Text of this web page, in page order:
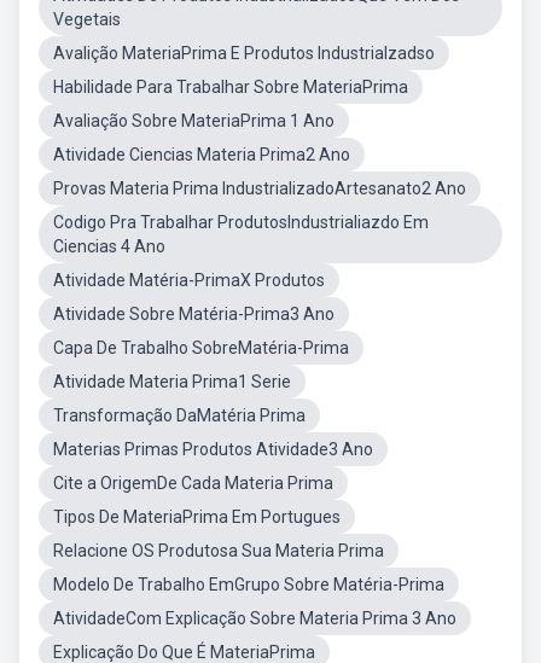
Vegetais
Avalição MateriaPrima E Produtos Industrialzadso
Habilidade Para Trabalhar Sobre MateriaPrima
Avaliação Sobre MateriaPrima 1 Ano
Atividade Ciencias Materia Prima2 Ano
Provas Materia Prima IndustrializadoArtesanato2 Ano
Codigo Pra Trabalhar ProdutosIndustrialiazdo Em
Ciencias 4 Ano
Atividade Matéria-PrimaX Produtos
Atividade Sobre Matéria-Prima3 Ano
Capa De Trabalho SobreMatéria-Prima
Atividade Materia Prima1 Serie
Transformação DaMatéria Prima
Materias Primas Produtos Atividade3 Ano
Cite a OrigemDe Cada Materia Prima
Tipos De MateriaPrima Em Portugues
Relacione OS Produtosa Sua Materia Prima
Modelo De Trabalho EmGrupo Sobre Matéria-Prima
AtividadeCom Explicação Sobre Materia Prima 3 Ano
Explicação Do Que É MateriaPrima